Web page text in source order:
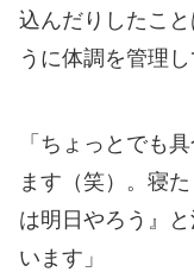
込んだりしたこ
うに体調を管理
「ちょっとでも
ます（笑）。寝
は明日やろう』
います」